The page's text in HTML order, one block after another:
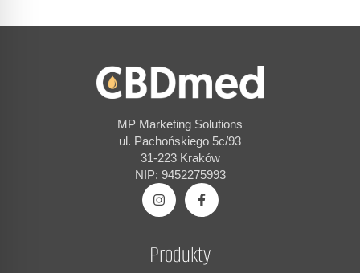
MP Marketing Solutions
ul. Pachońskiego 5c/93
31-223 Kraków
NIP: 9452275993
Produkty